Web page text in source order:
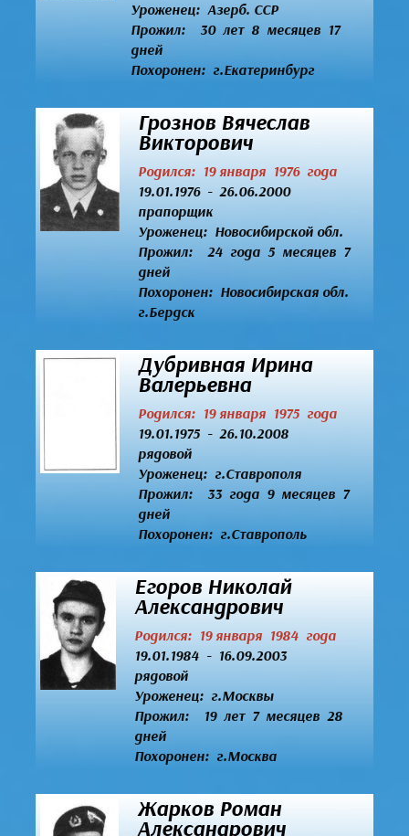
Уроженец: Азерб. ССР
Прожил: 30 лет 8 месяцев 17
дней
Похоронен: г.Екатеринбург
Грознов Вячеслав
Викторович
Родился: 19 января 1976 года
19.01.1976 - 26.06.2000
прапорщик
Уроженец:Новосибирской обл.
Прожил: 24 года 5 месяцев 7
дней
Похоронен: Новосибирская обл.
г.Бердск
Дубривная Ирина
Валерьевна
Родился: 19 января 1975 года
19.01.1975 - 26.10.2008
рядовой
Уроженец:г.Ставрополя
Прожил: 33 года 9 месяцев 7
дней
Похоронен: г.Ставрополь
Егоров Николай
Александрович
Родился: 19 января 1984 года
19.01.1984 - 16.09.2003
рядовой
Уроженец:г.Москвы
Прожил: 19 лет 7 месяцев 28
дней
Похоронен: г.Москва
Жарков Роман
Александрович